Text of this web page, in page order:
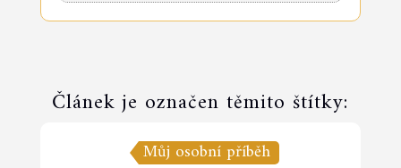
Článek je označen těmito štítky:
Můj osobní příběh